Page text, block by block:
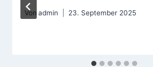
Von admin 23. September 2025